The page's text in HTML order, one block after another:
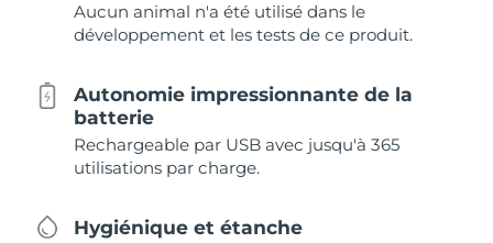
Aucun animal n'a été utilisé dans le
développement et les tests de ce produit.
Autonomie impressionnante de la
batterie
Rechargeable par USB avec jusqu'à 365
utilisations par charge.
Hygiénique et étanche